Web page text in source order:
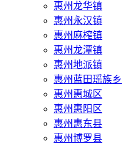
惠州龙华镇
惠州永汉镇
惠州麻榨镇
惠州龙潭镇
惠州地派镇
惠州蓝田瑶族乡
惠州惠城区
惠州惠阳区
惠州惠东县
惠州‌博罗县